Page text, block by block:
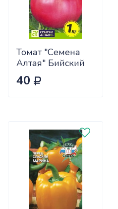
Томат "Семена
Алтая" Бийский
Розан 0,05
40